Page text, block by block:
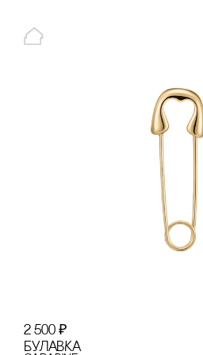
2 500 ₽
БУЛАВКА